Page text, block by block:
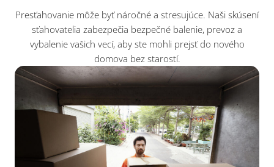
Presťahovanie môže byť náročné a stresujúce. Naši skúsení
sťahovatelia zabezpečia bezpečné balenie, prevoz a
vybalenie vašich vecí, aby ste mohli prejsť do nového
domova bez starostí.